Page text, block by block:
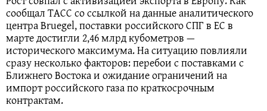
сообщал ТАСС со ссылкой на данные аналитического
центра Bruegel, поставки российского СПГ в ЕС в
марте достигли 2,46 млрд кубометров —
исторического максимума. На ситуацию повлияли
сразу несколько факторов: перебои с поставками с
Ближнего Востока и ожидание ограничений на
импорт российского газа по краткосрочным
контрактам.